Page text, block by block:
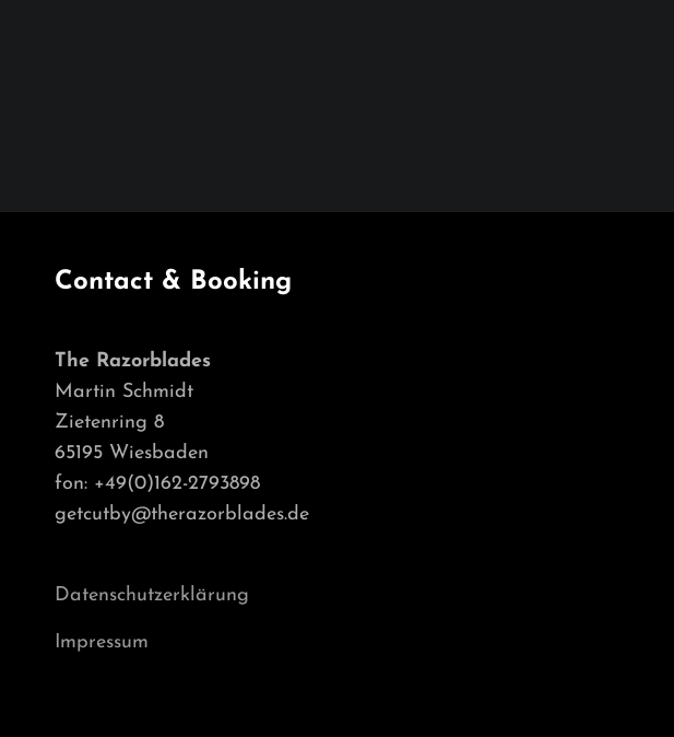
Contact & Booking
The Razorblades
Martin Schmidt
Zietenring 8
65195 Wiesbaden
fon: +49(0)162-2793898
getcutby@therazorblades.de
Datenschutzerklärung
Impressum